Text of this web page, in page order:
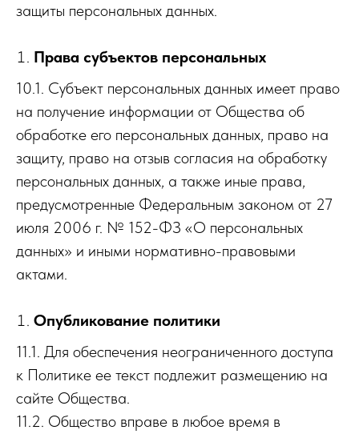
защиты персональных данных.
Права субъектов персональных
10.1. Субъект персональных данных имеет право
на получение информации от Общества об
обработке его персональных данных, право на
защиту, право на отзыв согласия на обработку
персональных данных, а также иные права,
предусмотренные Федеральным законом от 27
июля 2006 г. № 152-ФЗ «О персональных
данных» и иными нормативно-правовыми
актами.
Опубликование политики
11.1. Для обеспечения неограниченного доступа
к Политике ее текст подлежит размещению на
сайте Общества.
11.2. Общество вправе в любое время в